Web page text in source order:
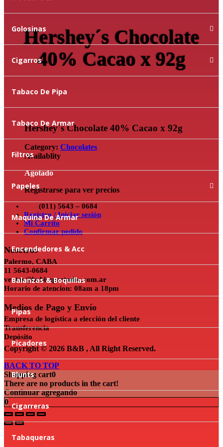
Golosinas
Cigarros
Tabaco De Pipa
Tabaco De Armar
Filtros
Papeles
Maquina De Armar
Encendedores & Acc
Balanzas & Boquillas
Pipas
Picadores
Blunts
Cigarreras
Tabaqueras
Hershey´s Chocolate
40% Cacao x 92g
Hershey´s Chocolate 40% Cacao x 92g
Category: Chocolates
Availablity
Agotado
Registrarse para ver precios
(011) 5643 – 0684
Registro / Iniciar sesión
Mi Carrito
Confirmar pedido
Nosotros
Palermo, CABA
11 5643-0684
ventas@bybimportados.com.ar
Horario de atencion: 08am a 18pm
Medios de Pago y Envío
Empresa de logística a elección del cliente
Transferencia
Depósito
Copyright © 2026 B&B , All Right Reserved.
BACK TO TOP
Shopping cart0
There are no products in the cart!
Continuar agregando
0